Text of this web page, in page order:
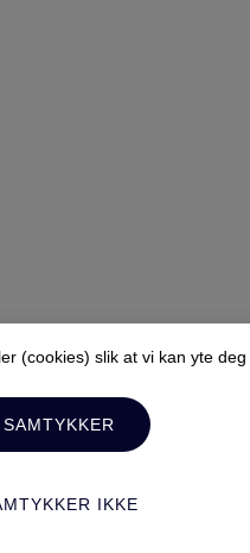
(cookies) slik at vi kan yte
IKKE